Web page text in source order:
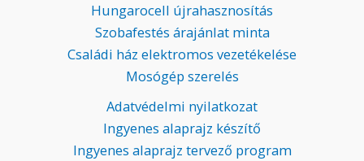
Hungarocell újrahasznosítás
Szobafestés árajánlat minta
Családi ház elektromos vezetékelése
Mosógép szerelés
Adatvédelmi nyilatkozat
Ingyenes alaprajz készítő
Ingyenes alaprajz tervező program